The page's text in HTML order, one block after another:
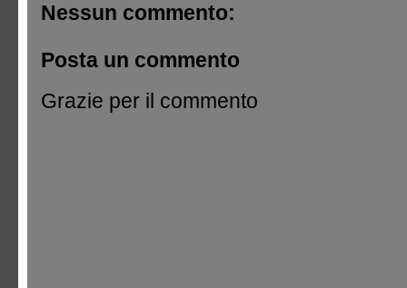
Nessun commento:
Posta un commento
Grazie per il commento